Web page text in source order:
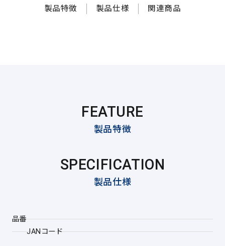
製品特徴 製品仕様 関連商品
FEATURE
製品特徴
SPECIFICATION
製品仕様
品番
JANコード